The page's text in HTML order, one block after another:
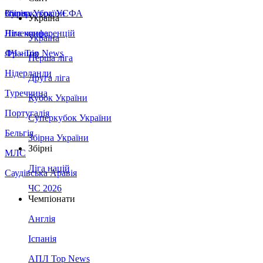
Збірна України
Італія
Німеччина
Франція
Нідерланди
Туреччина
Португалія
Бельгія
МЛС
Саудівська Аравія
Суперкубок УЄФА
Ліга конференцій
ЛЧ - Top News
Україна
Україна
Перша ліга
Друга ліга
Кубок України
Суперкубок України
Збірна України
Збірні
Ліга націй
ЧС 2026
Чемпіонати
Англія
Іспанія
АПЛ Top News